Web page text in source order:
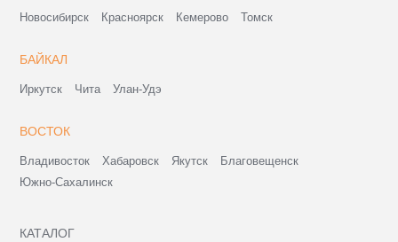
Новосибирск Красноярск Кемерово Томск
БАЙКАЛ
Иркутск Чита Улан-Удэ
ВОСТОК
Владивосток Хабаровск Якутск
Благовещенск
Южно-Сахалинск
КАТАЛОГ